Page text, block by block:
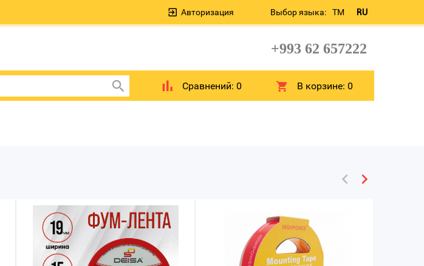
Выбор языка: TM RU
Авторизация
+993 62 657222
Сравнений: 0 В корзине:0